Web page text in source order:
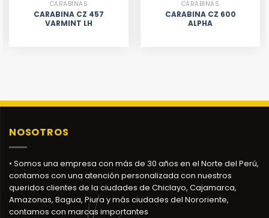
CARABINAS
CARABINA CZ 457
VARMINT LH
CARABINAS
CARABINA CZ 600
ALPHA
NOSOTROS
• Somos una empresa con más de 30 años en el Norte del Perú,
contamos con una atención personalizada con nuestros
queridos clientes de la ciudades de Chiclayo, Cajamarca,
Amazonas, Bagua, Piura y más ciudades del Nororiente,
contamos con marcas importantes